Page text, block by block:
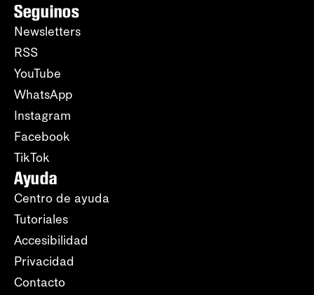
Seguinos
Newsletters
RSS
YouTube
WhatsApp
Instagram
Facebook
TikTok
Ayuda
Centro de ayuda
Tutoriales
Accesibilidad
Privacidad
Contacto